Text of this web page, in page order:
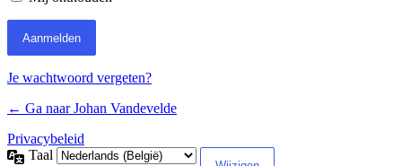
Je wachtwoord vergeten?
← Ga naar Johan Vandevelde
Privacybeleid
Taal